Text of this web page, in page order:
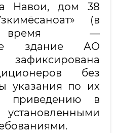
Навои, дом 38
(в
время —
здание АО
зафиксирована
без
указания по их
приведению в